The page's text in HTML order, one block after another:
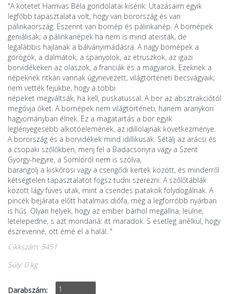
"A kötetet Hamvas Béla gondolatai kísérik: Utazásaim egyik
legfőbb tapasztalata volt, hogy van borország és van
pálinkaország. Eszerint van bornép és pálinkanép. A bornépek
geniálisak; a pálinkanépek ha nem is mind ateisták, de
legalábbis hajlanak a bálványimádásra. A nagy bornépek a
görögök, a dalmátok, a spanyolok, az etruszkok, az igazi
borvidékeken az olaszok, a franciák és a magyarok. Ezeknek a
népeknek ritkán vannak úgynevezett, világtörténeti becsvágyaik;
nem vették fejükbe, hogy a többi
népeket megváltsák, ha kell, puskatussal. A bor az absztrakciótól
megóvja őket. A bornépek nem világtörténeti, hanem aranykori
hagyományban élnek. Ez a magatartás a bor egyik
leglényegesebb alkotóelemének, az idillolajnak következménye.
A borország és a borvidékek mind idillikusak. Sétálj az arácsi és
a csopaki szőlőkben, menj fel a Badacsonyra vagy a Szent
György-hegyre, a Somlóról nem is szólva,
barangolj a kiskőrösi vagy a csengődi kertek között, és minderről
kétségtelen tapasztalatot fogsz tudni szerezni. A szőlőtáblák
között lágy füves utak, mint a csendes patakok folydogálnak. A
pincék bejárata előtt hatalmas diófa, még a legforróbb nyárban
is hűs. Olyan helyek, hogy az ember bárhol megállna, leülne,
letelepedne, s azt mondaná: itt maradok. S esetleg anélkül, hogy
észrevenné, ott érné el a halál. "
Cikkszám: 5451
Súly: 0 kg
Darabszám: